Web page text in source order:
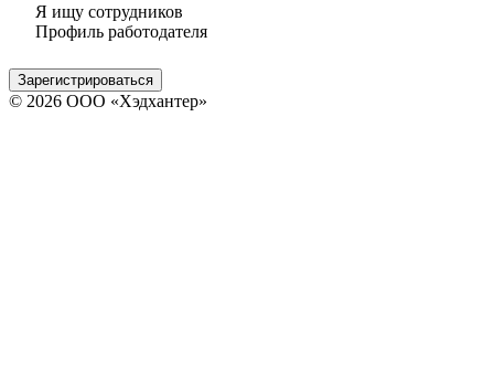
Я ищу сотрудников
Профиль работодателя
Зарегистрироваться
© 2026 ООО «Хэдхантер»